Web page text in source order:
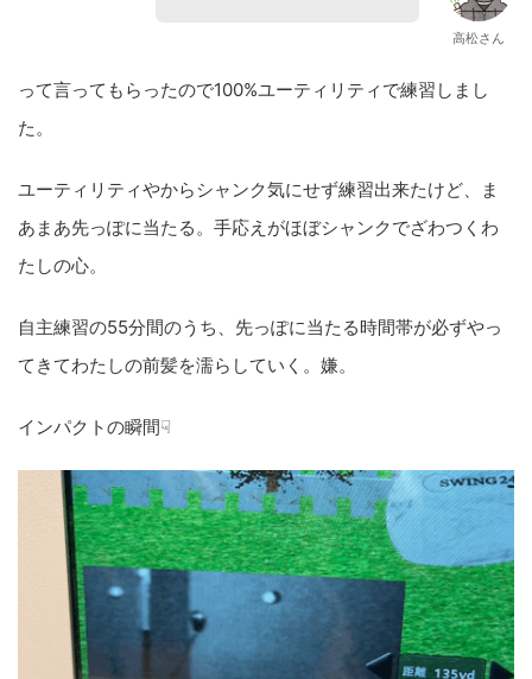
高松さん
って言ってもらったので100%ユーティリティで練習しまし
た。
ユーティリティやからシャンク気にせず練習出来たけど、ま
あまあ先っぽに当たる。手応えがほぼシャンクでざわつくわ
たしの心。
自主練習の55分間のうち、先っぽに当たる時間帯が必ずやっ
てきてわたしの前髪を濡らしていく。嫌。
インパクトの瞬間☟